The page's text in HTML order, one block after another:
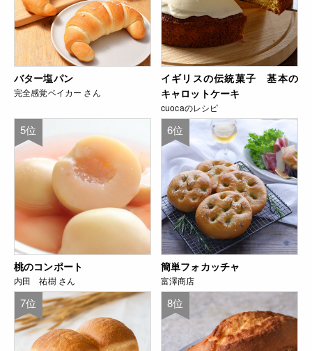
バター塩パン
完全感覚ベイカー さん
イギリスの伝統菓子 基本の
キャロットケーキ
cuocaのレシピ
5位
桃のコンポート
内田 祐樹 さん
6位
簡単フォカッチャ
富澤商店
7位 8位